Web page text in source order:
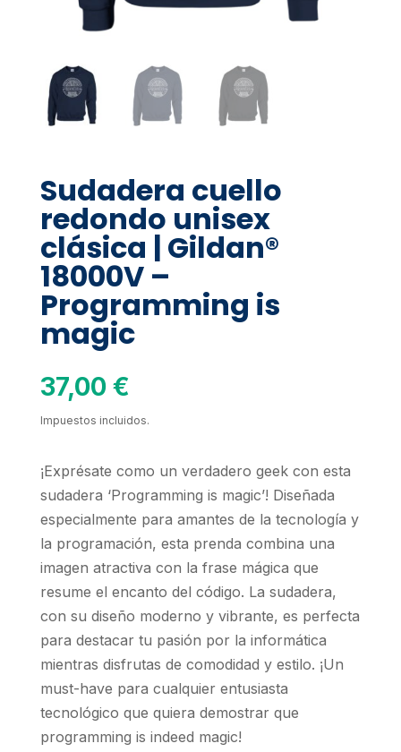
Sudadera cuello
redondo unisex
clásica | Gildan®
18000V –
Programming is
magic
37,00 €
Impuestos incluidos.
¡Exprésate como un verdadero geek con esta
sudadera ‘Programming is magic’! Diseñada
especialmente para amantes de la tecnología y
la programación, esta prenda combina una
imagen atractiva con la frase mágica que
resume el encanto del código. La sudadera,
con su diseño moderno y vibrante, es perfecta
para destacar tu pasión por la informática
mientras disfrutas de comodidad y estilo. ¡Un
must-have para cualquier entusiasta
tecnológico que quiera demostrar que
programming is indeed magic!